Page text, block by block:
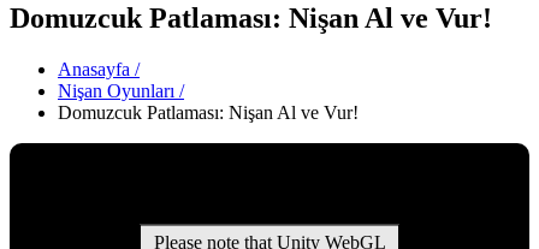
Domuzcuk Patlaması: Nişan Al ve Vur!
Anasayfa /
Nişan Oyunları /
Domuzcuk Patlaması: Nişan Al ve Vur!